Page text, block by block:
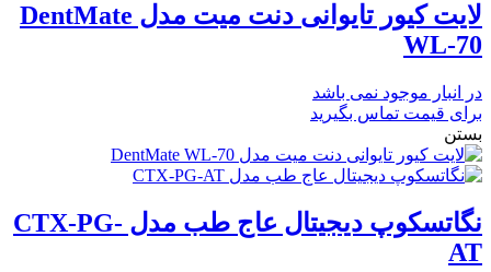
لایت کیور تایوانی دنت میت مدل DentMate
WL-70
در انبار موجود نمی باشد
برای قیمت تماس بگیرید
بستن
نگاتسکوپ دیجیتال عاج طب مدل CTX-PG-
AT